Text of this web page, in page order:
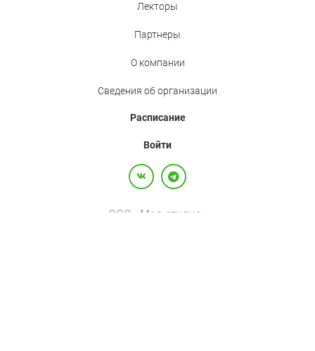
Лекторы
Партнеры
О компании
Сведения об организации
Расписание
Войти
ООО «Мед.студио»